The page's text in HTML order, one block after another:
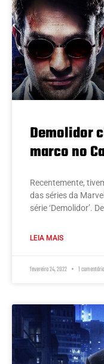
Demolidor
marco no
Recentemente,
das séries da
série ‘Demolidor’.
LEIA MAIS
fevereiro 24, 2022 1 comentário